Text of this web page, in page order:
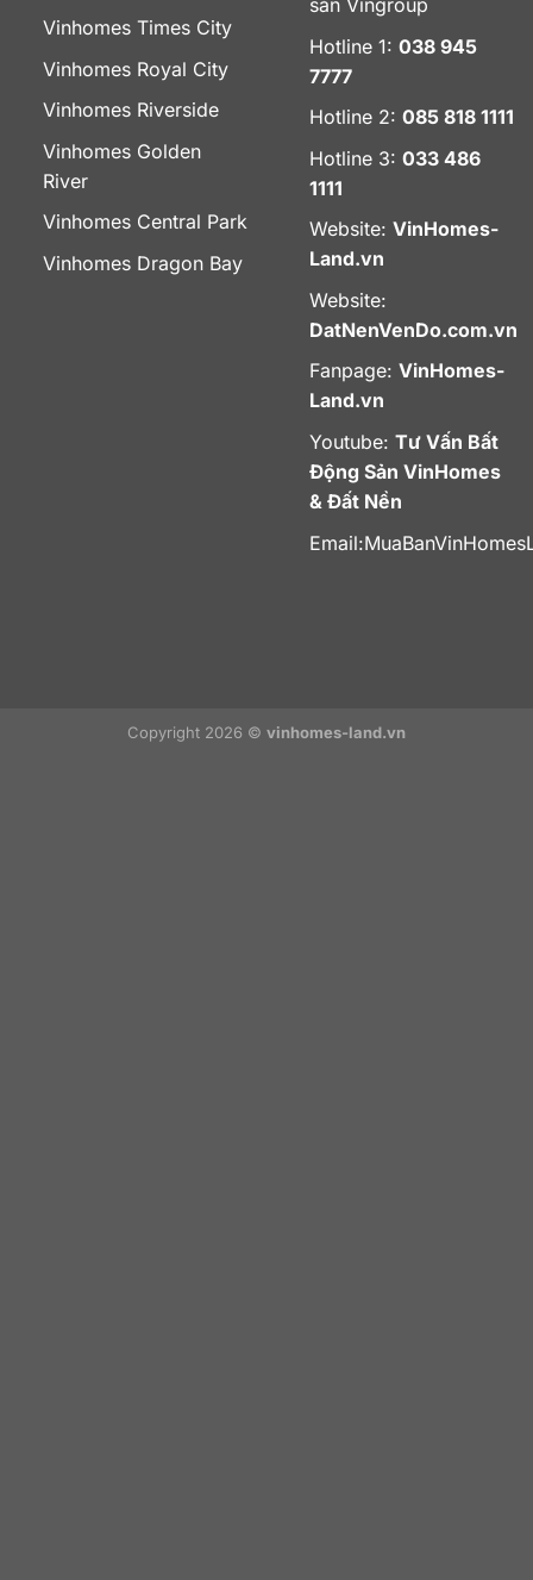
Vinhomes Times City
Vinhomes Royal City
Vinhomes Riverside
Vinhomes Golden
River
Vinhomes Central Park
Vinhomes Dragon Bay
Hotline 1: 038 945
7777
Hotline 2: 085 818 1111
Hotline 3: 033 486
1111
Website: VinHomes-
Land.vn
Website:
DatNenVenDo.com.vn
Fanpage: VinHomes-
Land.vn
Youtube: Tư Vấn Bất
Động Sản VinHomes
& Đất Nền
Email:
Copyright 2026 © vinhomes-land.vn